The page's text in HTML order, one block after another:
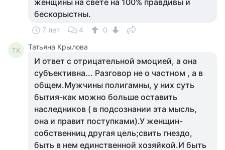
женщины на свете на 100% правдивы и
бескорыстны.
7 лет 4 0
ТК Татьяна Крылова
И ответ с отрицательной эмоцией, а она
субъективна... Разговор не о частном , а в
общем.Мужчины полигамны, у них суть
бытия-как можно больше оставить
наследников ( в подсознании эта мысль,
она и правит поступками).У женщин-
собственниц другая цель;свить гнездо,
быть в нем единственной хозяйкой.И быть